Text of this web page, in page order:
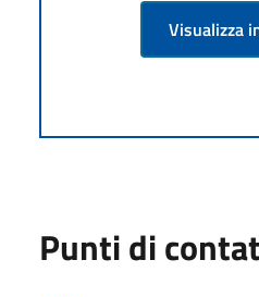
Visualizza
Punti di